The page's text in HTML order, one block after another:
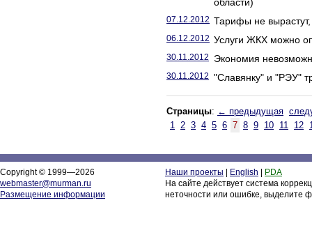
07.12.2012 Тарифы не вырастут,
06.12.2012 Услуги ЖКХ можно
30.11.2012 Экономия
30.11.2012 "Славянку" и "РЭУ"
Страницы: ← предыдущая
1 2 3 4 5 6 7 8 9 10 11 12
Copyright © 1999—2026
webmaster@murman.ru
Размещение информации
Наши проекты English
PDA
На сайте действует система
неточности или ошибке, выделите